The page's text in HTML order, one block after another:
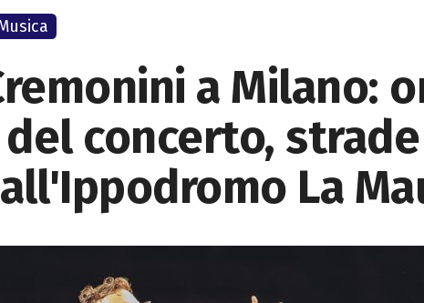
a Milano:
concerto,
La